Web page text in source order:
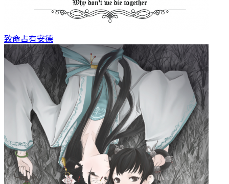
致命占有安德